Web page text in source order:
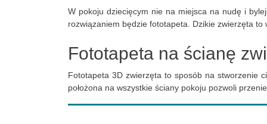
W pokoju dziecięcym nie na miejsca na nudę i
rozwiązaniem będzie fototapeta. Dzikie zwierzęta to
Fototapeta na ścianę
Fototapeta 3D zwierzęta to sposób na stworzenie
położona na wszystkie ściany pokoju pozwoli